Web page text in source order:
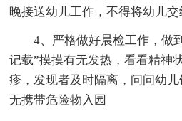
晚接送幼儿工作，不得将幼儿
4、严格做好晨检工作，做
记载”摸摸有无发热，看看精神
疹，发现者及时隔离，问问幼
无携带危险物入园